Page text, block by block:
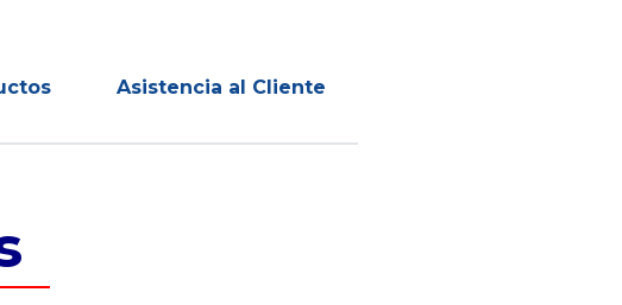
Asistencia al Cliente